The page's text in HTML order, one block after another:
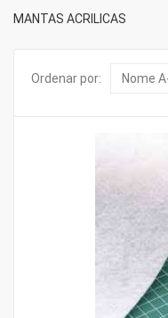
MANTAS ACRILICAS
Ordenar por: